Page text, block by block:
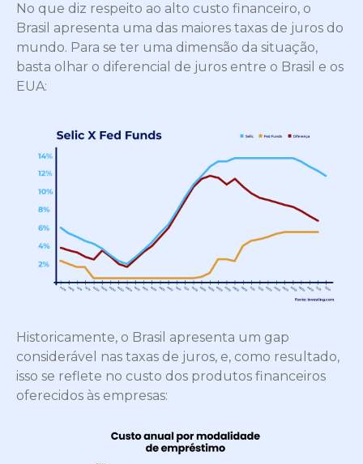
No que diz respeito ao alto custo financeiro, o
Brasil apresenta uma das maiores taxas de juros do
mundo. Para se ter uma dimensão da situação,
basta olhar o diferencial de juros entre o Brasil e os
EUA:
Historicamente, o Brasil apresenta um gap
considerável nas taxas de juros, e, como resultado,
isso se reflete no custo dos produtos financeiros
oferecidos às empresas: